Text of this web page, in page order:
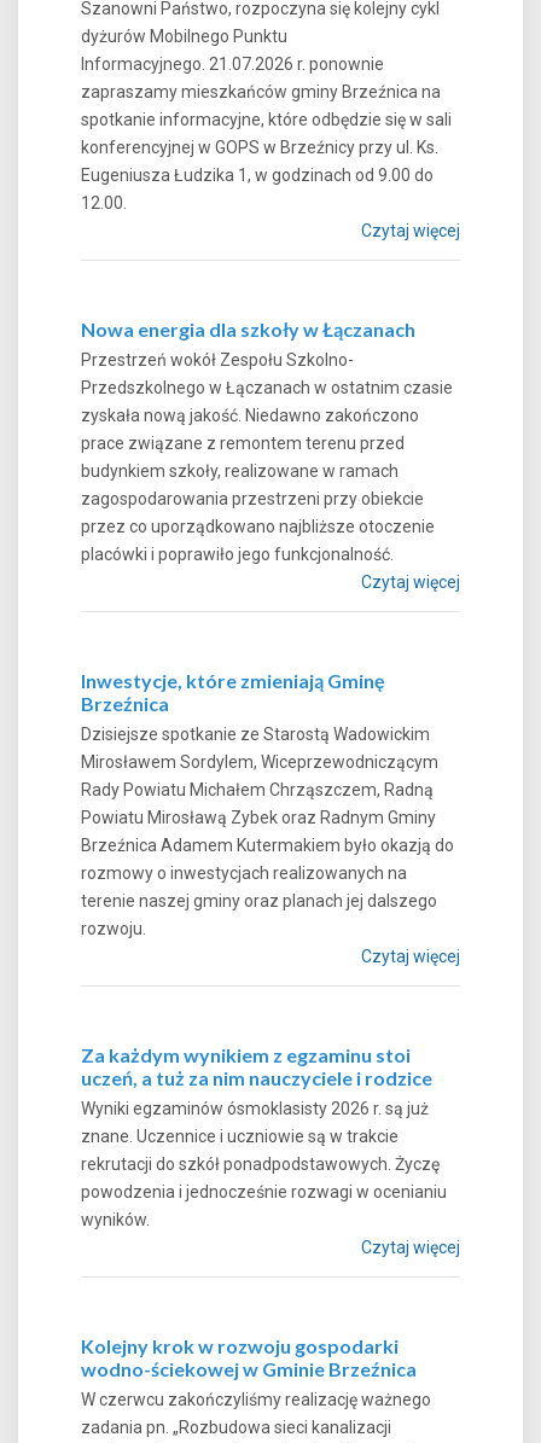
Szanowni Państwo, rozpoczyna się kolejny cykl
dyżurów Mobilnego Punktu
Informacyjnego. 21.07.2026 r. ponownie
zapraszamy mieszkańców gminy Brzeźnica na
spotkanie informacyjne, które odbędzie się w sali
konferencyjnej w GOPS w Brzeźnicy przy ul. Ks.
Eugeniusza Łudzika 1, w godzinach od 9.00 do
12.00.
Czytaj więcej
Nowa energia dla szkoły w Łączanach
Przestrzeń wokół Zespołu Szkolno-
Przedszkolnego w Łączanach w ostatnim czasie
zyskała nową jakość. Niedawno zakończono
prace związane z remontem terenu przed
budynkiem szkoły, realizowane w ramach
zagospodarowania przestrzeni przy obiekcie
przez co uporządkowano najbliższe otoczenie
placówki i poprawiło jego funkcjonalność.
Czytaj więcej
Inwestycje, które zmieniają Gminę
Brzeźnica
Dzisiejsze spotkanie ze Starostą Wadowickim
Mirosławem Sordylem, Wiceprzewodniczącym
Rady Powiatu Michałem Chrząszczem, Radną
Powiatu Mirosławą Zybek oraz Radnym Gminy
Brzeźnica Adamem Kutermakiem było okazją do
rozmowy o inwestycjach realizowanych na
terenie naszej gminy oraz planach jej dalszego
rozwoju.
Czytaj więcej
Za każdym wynikiem z egzaminu stoi
uczeń, a tuż za nim nauczyciele i rodzice
Wyniki egzaminów ósmoklasisty 2026 r. są już
znane. Uczennice i uczniowie są w trakcie
rekrutacji do szkół ponadpodstawowych. Życzę
powodzenia i jednocześnie rozwagi w ocenianiu
wyników.
Czytaj więcej
Kolejny krok w rozwoju gospodarki
wodno-ściekowej w Gminie Brzeźnica
W czerwcu zakończyliśmy realizację ważnego
zadania pn. „Rozbudowa sieci kanalizacji